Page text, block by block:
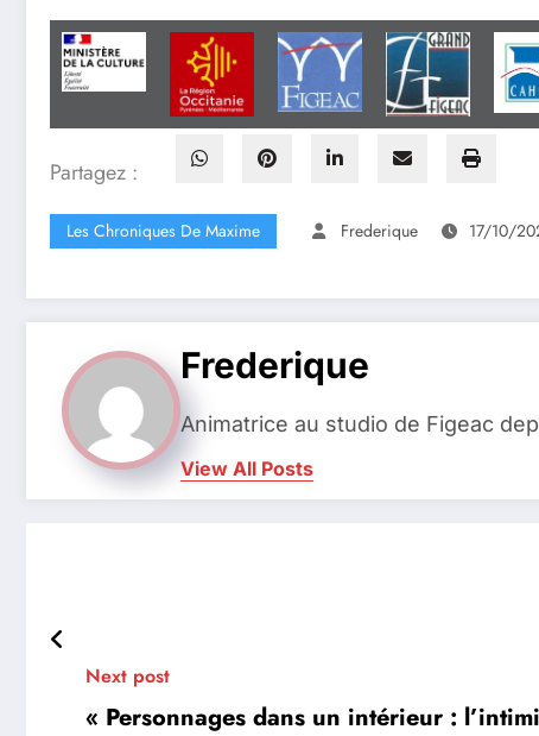
Partagez :
Les Chroniques De Maxime Frederique 17/10/
Frederique
Animatrice au studio de Figeac
View All Posts
Next post
« Personnages dans un intérieur :